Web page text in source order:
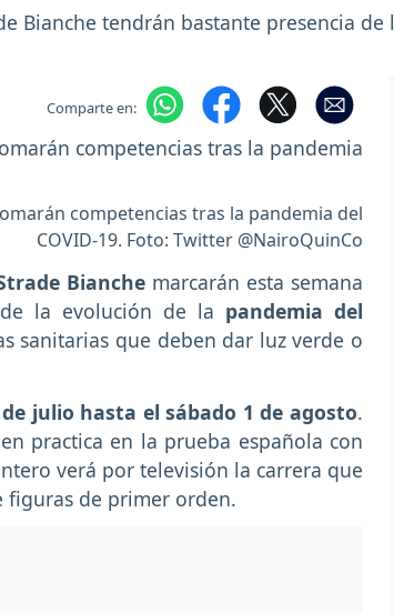
Bianche tendrán bastante presencia
Comparte en:
competencias tras la pandemia del
COVID-19. Foto: Twitter @NairoQuinCo
Bianche marcarán esta semana
la evolución de la pandemia del
sanitarias que deben dar luz verde o
julio hasta el sábado 1 de agosto.
practica en la prueba española con
verá por televisión la carrera que
figuras de primer orden.